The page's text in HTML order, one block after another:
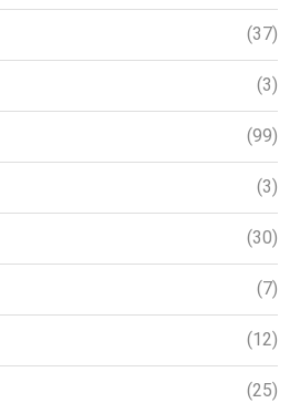
(37)
(3)
(99)
(3)
(30)
(7)
(12)
(25)